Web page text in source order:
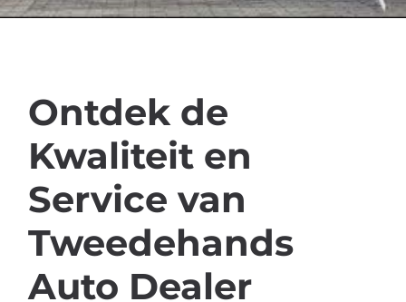
Ontdek de
Kwaliteit en
Service van
Tweedehands
Auto Dealer